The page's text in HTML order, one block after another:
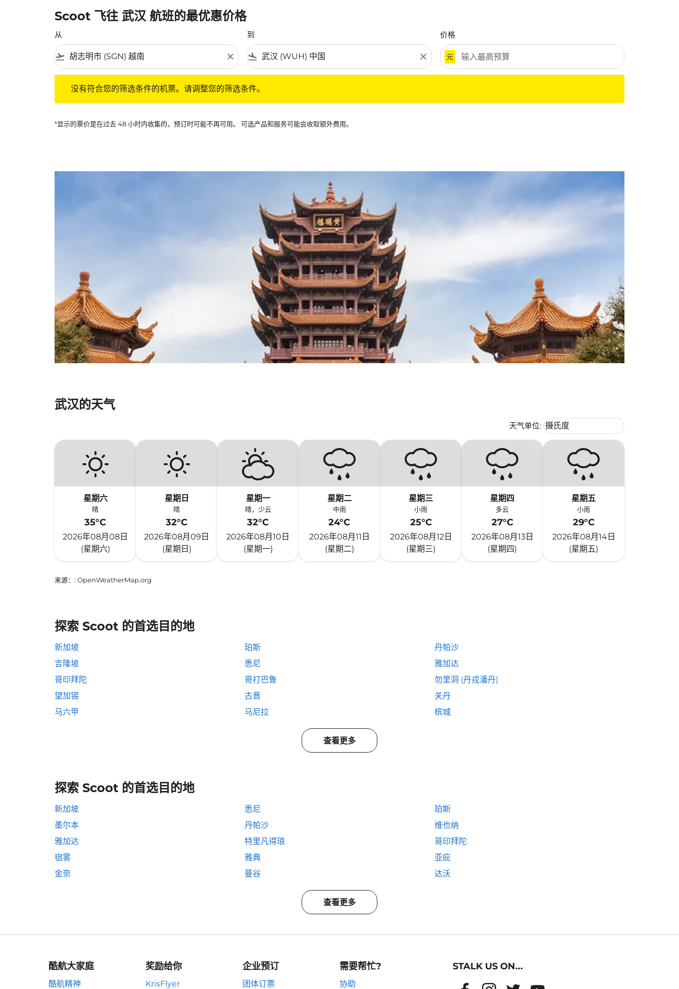
Scoot 飞往 武汉 航班的最优惠价格
从
flight_takeoff close
到
flight_land close
价格
元
没有符合您的筛选条件的机票。请调整您的筛选条件。
*显示的票价是在过去 48 小时内收集的，预订时可能不再可用。 可选产品和服务可能会收取额外费用。
武汉的天气
天气单位: Weather unit option 摄氏度
摄氏度
keyboard_arrow_down
星期六
晴
35°C
2026年08月08日
(星期六)
星期日
晴
32°C
2026年08月09日
(星期日)
星期一
晴，少云
32°C
2026年08月10日
(星期一)
星期二
中雨
24°C
2026年08月11日
(星期二)
星期三
小雨
25°C
2026年08月12日
(星期三)
星期四
多云
27°C
2026年08月13日
(星期四)
星期五
小雨
29°C
2026年08月14日
(星期五)
来源： : OpenWeatherMap.org
探索 Scoot 的首选目的地
新加坡 珀斯
丹帕沙
吉隆坡
悉尼
雅加达
哥印拜陀
哥打巴鲁
勿里洞 (丹戎潘丹)
望加锡
古晋
关丹
马六甲
马尼拉 槟城
查看更多
探索 Scoot 的首选目的地
新加坡 悉尼
珀斯
墨尔本
丹帕沙
维也纳
雅加达
特里凡得琅
哥印拜陀
宿雾
雅典
亚庇
金奈
曼谷 达沃
查看更多
酷航大家庭
酷航精神
奖励给你
KrisFlyer
企业预订
团体订票
需要帮忙?
协助
STALK US ON...